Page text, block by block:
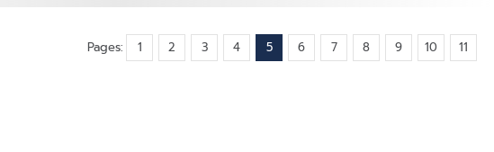
Pages: 1 2 3 4 5 6 7 8 9 10 11